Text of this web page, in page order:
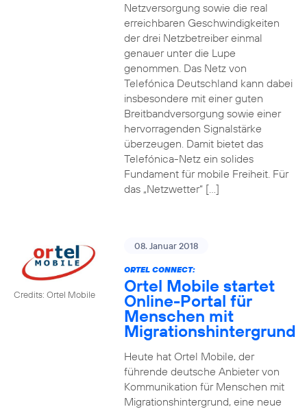
Netzversorgung sowie die real
erreichbaren Geschwindigkeiten
der drei Netzbetreiber einmal
genauer unter die Lupe
genommen. Das Netz von
Telefónica Deutschland kann dabei
insbesondere mit einer guten
Breitbandversorgung sowie einer
hervorragenden Signalstärke
überzeugen. Damit bietet das
Telefónica-Netz ein solides
Fundament für mobile Freiheit. Für
das „Netzwetter“ […]
Credits: Ortel Mobile
08. Januar 2018
ORTEL CONNECT:
Ortel Mobile startet
Online-Portal für
Menschen mit
Migrationshintergrund
Heute hat Ortel Mobile, der
führende deutsche Anbieter von
Kommunikation für Menschen mit
Migrationshintergrund, eine neue